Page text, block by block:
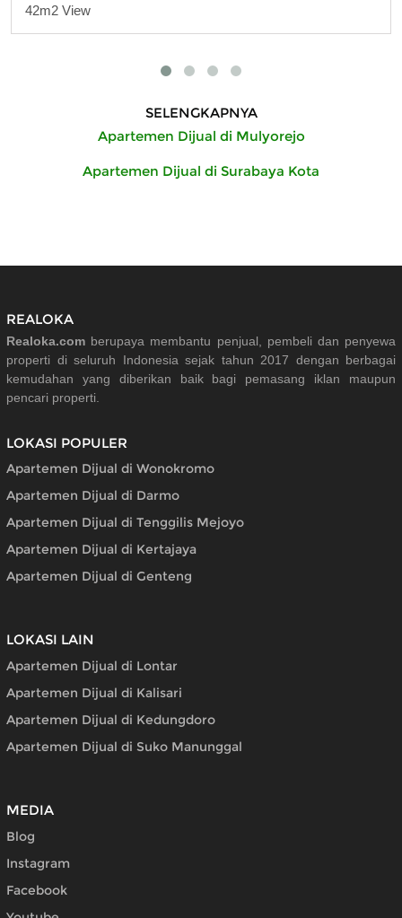
42m2 View
SELENGKAPNYA
Apartemen Dijual di Mulyorejo
Apartemen Dijual di Surabaya Kota
REALOKA
Realoka.com berupaya membantu penjual, pembeli dan penyewa
properti di seluruh Indonesia sejak tahun 2017 dengan berbagai
kemudahan yang diberikan baik bagi pemasang iklan maupun
pencari properti.
LOKASI POPULER
Apartemen Dijual di Wonokromo
Apartemen Dijual di Darmo
Apartemen Dijual di Tenggilis Mejoyo
Apartemen Dijual di Kertajaya
Apartemen Dijual di Genteng
LOKASI LAIN
Apartemen Dijual di Lontar
Apartemen Dijual di Kalisari
Apartemen Dijual di Kedungdoro
Apartemen Dijual di Suko Manunggal
MEDIA
Blog
Instagram
Facebook